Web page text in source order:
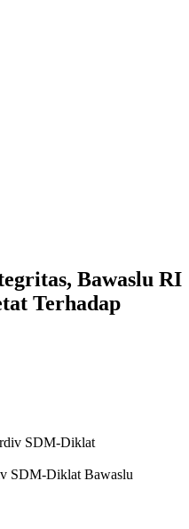
Bawaslu RI
Terhadap
SDM-Diklat Bawaslu